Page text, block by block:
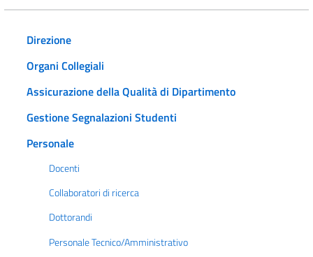
Direzione
Organi Collegiali
Assicurazione della Qualità di Dipartimento
Gestione Segnalazioni Studenti
Personale
Docenti
Collaboratori di ricerca
Dottorandi
Personale Tecnico/Amministrativo